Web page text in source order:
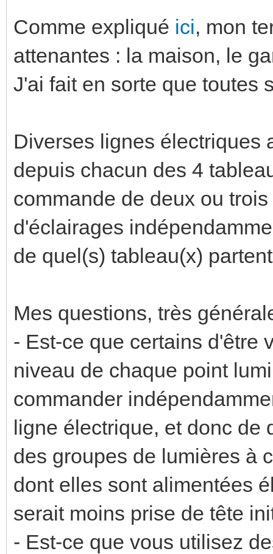
Comme expliqué ici, mon
attenantes : la maison, le
J'ai fait en sorte que toutes
Diverses lignes électriques
depuis chacun des 4
commande de deux ou
d'éclairages
de quel(s) tableau(x)
Mes questions, très
- Est-ce que certains d'être
niveau de chaque point
commander
ligne électrique, et donc de
des groupes de lumières à
dont elles sont alimentées
serait moins prise de tête
- Est-ce que vous utilisez